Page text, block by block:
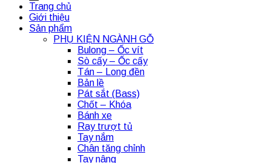
Trang chủ
Giới thiệu
Sản phẩm
PHỤ KIỆN NGÀNH GỖ
Bulong – Ốc vít
Sò cấy – Ốc cấy
Tán – Long đền
Bản lề
Pát sắt (Bass)
Chốt – Khóa
Bánh xe
Ray trượt tủ
Tay nắm
Chân tăng chỉnh
Tay nâng